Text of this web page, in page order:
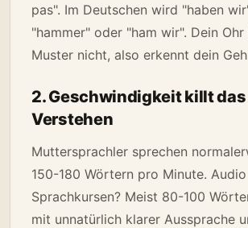
pas". Im Deutschen wird "haben
"hammer" oder "ham wir". Dein
Muster nicht, also erkennt dein
2. Geschwindigkeit killt das
Verstehen
Muttersprachler sprechen
150-180 Wörtern pro Minute.
Sprachkursen? Meist 80-100
mit unnatürlich klarer Aussprache